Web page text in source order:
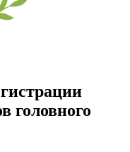
головного